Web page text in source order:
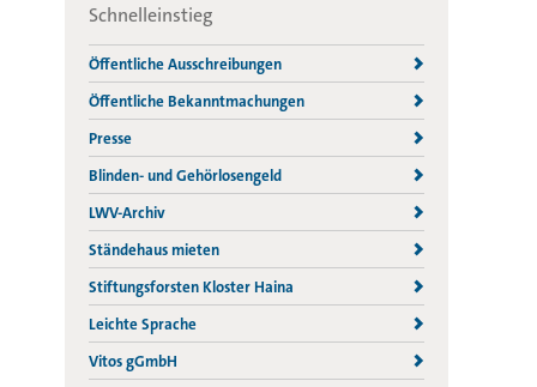
Schnelleinstieg
Öffentliche Ausschreibungen
Öffentliche Bekanntmachungen
Presse
Blinden- und Gehörlosengeld
LWV-Archiv
Ständehaus mieten
Stiftungsforsten Kloster Haina
Leichte Sprache
Vitos gGmbH